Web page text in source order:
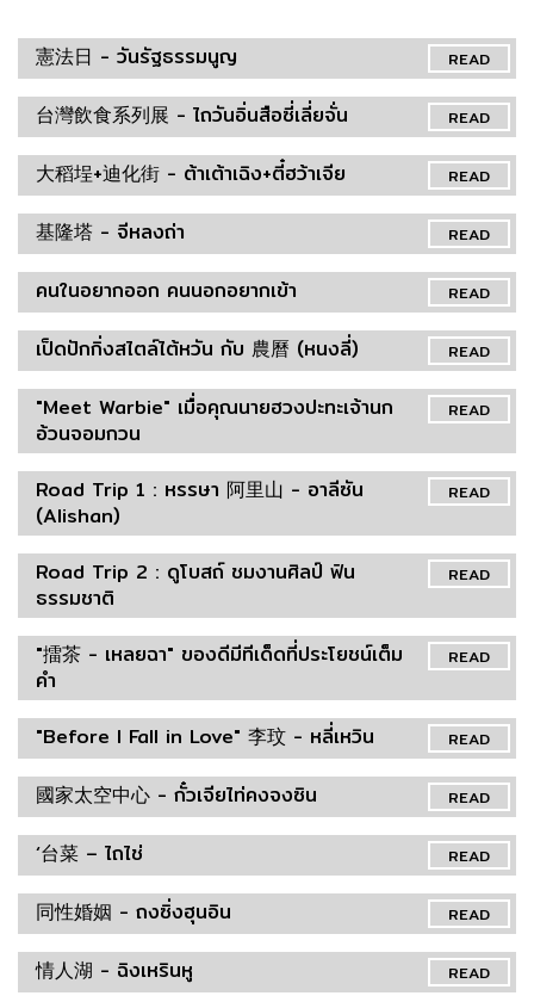
READ
憲法日 - วันรัฐธรรมนูญ
READ
台灣飲食系列展 - ไถวันอิ่นสือซี่เลี่ยจั่น
READ
大稻埕+迪化街 - ต้าเต้าเฉิง+ตี๋ฮว้าเจีย
READ
基隆塔 - จีหลงถ่า
READ
คนในอยากออก คนนอกอยากเข้า
READ
เป็ดปักกิ่งสไตล์ไต้หวัน กับ 農曆 (หนงลี่)
READ
"Meet Warbie" เมื่อคุณนายฮวงปะทะเจ้านก
อ้วนจอมกวน
READ
Road Trip 1 : หรรษา 阿里山 - อาลีซัน
(Alishan)
READ
Road Trip 2 : ดูโบสถ์ ชมงานศิลป์ ฟิน
ธรรมชาติ
READ
"擂茶 - เหลยฉา" ของดีมีทีเด็ดที่ประโยชน์เต็ม
คำ
READ
"Before I Fall in Love" 李玟 - หลี่เหวิน
READ
國家太空中心 - กั๋วเจียไท่คงจงซิน
READ
‘台菜 – ไถไช่
READ
同性婚姻 - ถงซิ่งฮุนอิน
READ
情人湖 - ฉิงเหรินหู